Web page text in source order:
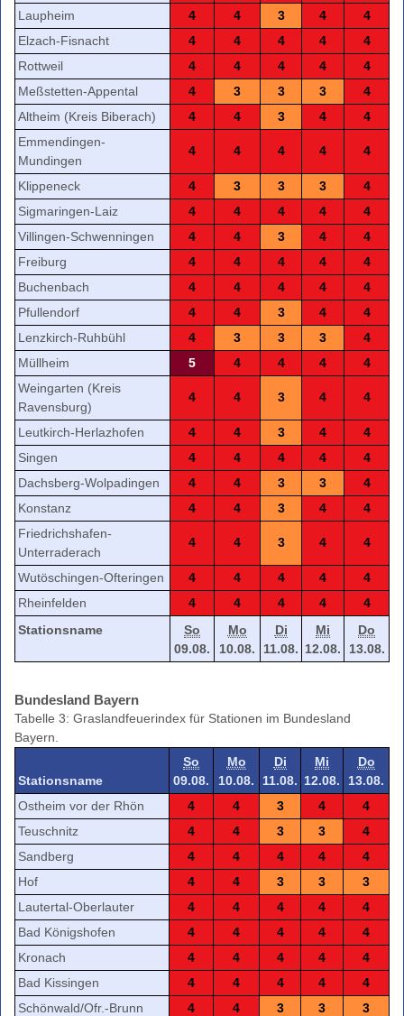
Laupheim
4 4 3 4
4
Elzach-Fisnacht
4 4 4 4
4
Rottweil
4 4 4 4
4
Meßstetten-Appental
4 3 3 3
4
Altheim (Kreis Biberach)
4 4 3 4
4
Emmendingen-
Mundingen
4 4 4 4 4
Klippeneck 4 3 3 3
4
Sigmaringen-Laiz
4 4 4 4
4
Villingen-Schwenningen
4 4 3 4
4
Freiburg
4 4 4 4
4
Buchenbach
4 4 4 4
4
Pfullendorf
4 4 3 4
4
Lenzkirch-Ruhbühl
4 3 3 3
4
Müllheim
5 4 4 4
4
Weingarten (Kreis
Ravensburg)
4 4 3 4 4
Leutkirch-Herlazhofen 4 4 3 4
4
Singen
4 4 4 4
4
Dachsberg-Wolpadingen
4 4 3 3
4
Konstanz
4 4 3 4
4
Friedrichshafen-
Unterraderach
4 4 3 4 4
Wutöschingen-Ofteringen 4 4 4 4
4
Rheinfelden
4 4 4 4
4
Stationsname
So
09.08.
Mo
10.08.
Di
11.08.
Mi
12.08.
Do
13.08.
Bundesland Bayern
Tabelle 3: Graslandfeuerindex für Stationen im Bundesland
Bayern.
Stationsname
So
09.08.
Mo
10.08.
Di
11.08.
Mi
12.08.
Do
13.08.
Ostheim vor der Rhön
4 4 3 4
4
Teuschnitz
4 4 3 3
4
Sandberg
4 4 4 4
4
Hof
4 4 3 3
3
Lautertal-Oberlauter
4 4 4 4
4
Bad Königshofen
4 4 4 4
4
Kronach
4 4 4 4
4
Bad Kissingen
4 4 4 4
4
Schönwald/Ofr.-Brunn
4 4 3 3 3